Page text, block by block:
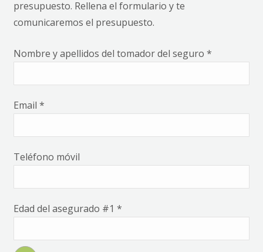
presupuesto. Rellena el formulario y te
comunicaremos el presupuesto.
Nombre y apellidos del tomador del seguro *
Email *
Teléfono móvil
Edad del asegurado #1 *